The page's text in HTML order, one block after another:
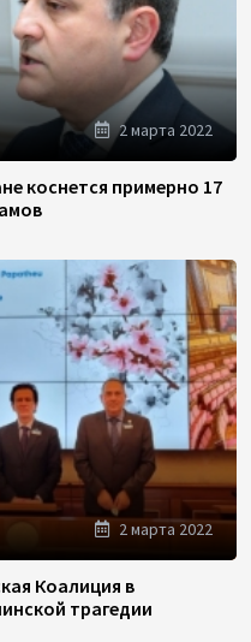
2 марта 2022
коснется примерно 17
2 марта 2022
Коалиция в
трагедии